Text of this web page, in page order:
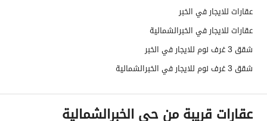
عدد الغرف
خدمات العقار
صرف صحي
نعم
عقارات للايجار في الخبر
عقارات للايجار في الخبرالشمالية
شقق 3 غرف نوم للايجار في الخبر
شقق 3 غرف نوم للايجار في الخبرالشمالية
عقارات قريبة من حي الخبرالشمالية